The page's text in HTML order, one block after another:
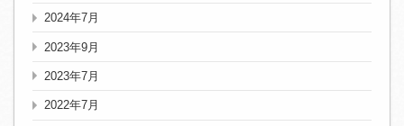
2024年7月
2023年9月
2023年7月
2022年7月